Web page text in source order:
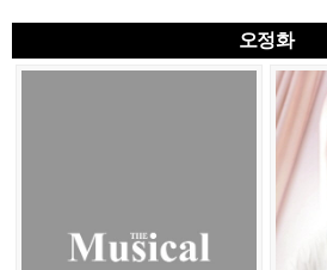
오정화